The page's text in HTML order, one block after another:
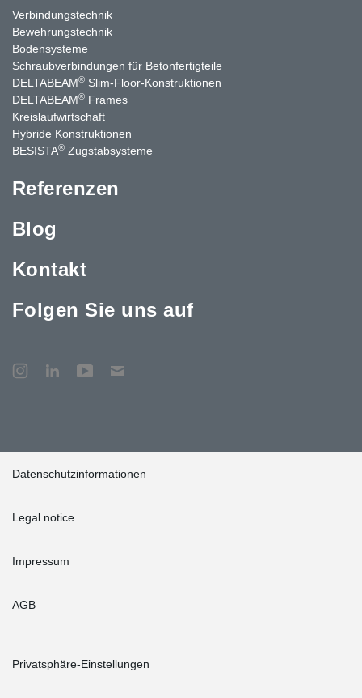
Verbindungstechnik
Bewehrungstechnik
Bodensysteme
Schraubverbindungen für Betonfertigteile
DELTABEAM® Slim-Floor-Konstruktionen
DELTABEAM® Frames
Kreislaufwirtschaft
Hybride Konstruktionen
BESISTA® Zugstabsysteme
Referenzen
Blog
Kontakt
Folgen Sie uns auf
Datenschutzinformationen
Legal notice
Impressum
AGB
Privatsphäre-Einstellungen